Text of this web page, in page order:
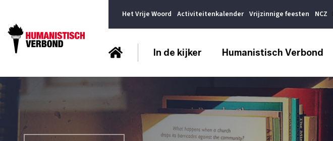
Het Vrije Woord Activiteitenkalender Vrijzinnige feesten NCZ
In de kijker Humanistisch Verbond